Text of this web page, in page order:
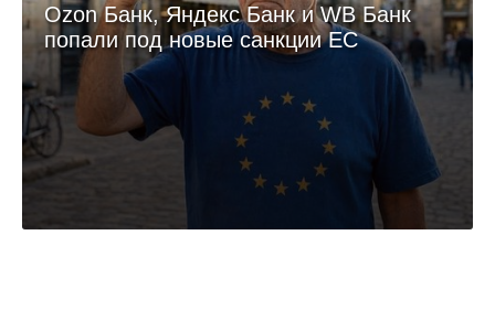
Ozon Банк, Яндекс Банк и WB Банк
попали под новые санкции ЕС